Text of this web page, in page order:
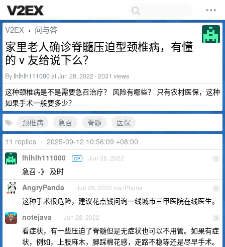
V2EX › 问与答
家里老人确诊脊髓压迫型颈椎病，有懂
的 v 友给说下么？
By lhlhlh111000at Jun 28, 2022 · 2031 views
这种颈椎病是不是需要急召治疗？ 风险有哪些？ 只有农村医保，这种
如果手术一般要多少？
颈椎病
急召 脊髓
医保
11 replies • 2025-09-12 10:56:09 +08:00
1
lhlhlh111000 OP Jun 28, 2022
急召 -》 及时
2
AngryPanda Jun 28, 2022 via iPhone
这种手术很危险，建议花点钱问询一线城市三甲医院在线医生。
3
notejava Jun 28, 2022
看症状，有一些压迫了脊髓但是无症状也可以不用管。如果有症
状，例如，上肢麻木，脚踩棉花感，走路不稳等还是尽早手术。